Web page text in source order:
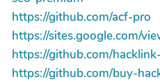
https://github.com/acf-pro
https://sites.google.com/
https://github.com/
https://github.com/buy-